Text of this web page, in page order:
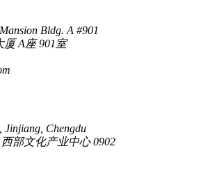
Bldg. A #901
A座 901室
Jinjiang, Chengdu
部文化产业中心 0902